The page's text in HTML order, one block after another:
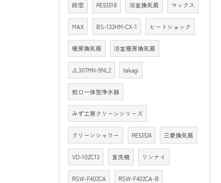
段窓 RE53518 浴室換気扇 マックス
MAX BS-132HM-CX-1 ヒートショック
暖房換気扇 浴室暖房換気扇
JL307MN-9NL2 takagi
蛇口一体型浄水器
みず工房クリーンシリーズ
クリーンシャワー RE53524 三菱換気扇
VD-10ZC13 食洗機 リンナイ
RSW-F402CA RSW-F402CA-B